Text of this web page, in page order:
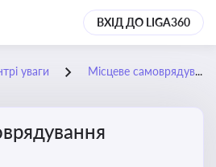
ВХІД ДО LIGA360
уваги Місцеве самоврядування